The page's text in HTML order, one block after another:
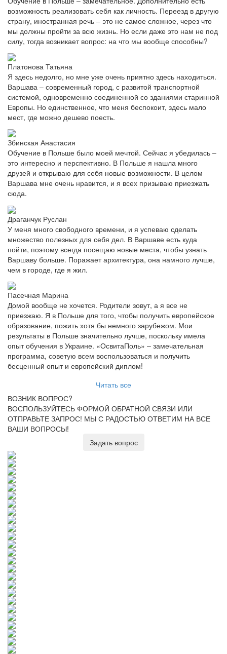
возможность реализовать себя как личность. Переезд в другую
страну, иностранная речь – это не самое сложное, через что
мы должны пройти за всю жизнь. Но если даже это нам не под
силу, тогда возникает вопрос: на что мы вообще способны?
Платонова Татьяна
Я здесь недолго, но мне уже очень приятно здесь находиться.
Варшава – современный город, с развитой транспортной
системой, одновременно соединенной со зданиями старинной
Европы. Но единственное, что меня беспокоит, здесь мало
мест, где можно дешево поесть.
Збинская Анастасия
Обучение в Польше было моей мечтой. Сейчас я убедилась –
это интересно и перспективно. В Польше я нашла много
друзей и открываю для себя новые возможности. В целом
Варшава мне очень нравится, и я всех призываю приезжать
сюда.
Драганчук Руслан
У меня много свободного времени, и я успеваю сделать
множество полезных для себя дел. В Варшаве есть куда
пойти, поэтому всегда посещаю новые места, чтобы узнать
Варшаву больше. Поражает архитектура, она намного лучше,
чем в городе, где я жил.
Пасечная Марина
Домой вообще не хочется. Родители зовут, а я все не
приезжаю. Я в Польше для того, чтобы получить европейское
образование, пожить хотя бы немного зарубежом. Мои
результаты в Польше значительно лучше, поскольку имела
опыт обучения в Украине. «ОсвитаПоль» – замечательная
программа, советую всем воспользоваться и получить
бесценный опыт и европейский диплом!
Читать все
ВОЗНИК ВОПРОС?
ВОСПОЛЬЗУЙТЕСЬ ФОРМОЙ ОБРАТНОЙ СВЯЗИ ИЛИ
ОТПРАВЬТЕ ЗАПРОС! МЫ С РАДОСТЬЮ ОТВЕТИМ НА ВСЕ
ВАШИ ВОПРОСЫ!
Задать вопрос